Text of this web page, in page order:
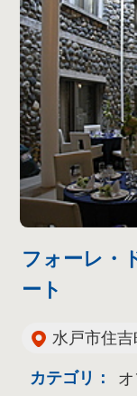
フォーレ・
ート
水戸市住吉
カテゴリ：